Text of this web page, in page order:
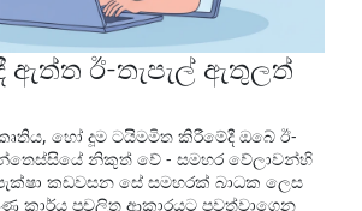
ඇත්ත ඊ-තැපැල් ඇතුලත්
හෝ දූම ටයිමමිත කිරීමේදී ඔබේ ඊ-
නිකුත් වේ - සමහර වේලාවන්හි
කඩවසන සේ සමහරක් බාධක ලෙස
කාර්ය ප්‍රචලිත ආකාරයට පවත්වාගෙන